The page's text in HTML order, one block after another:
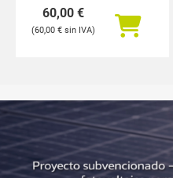
60,00 €
60,00 €